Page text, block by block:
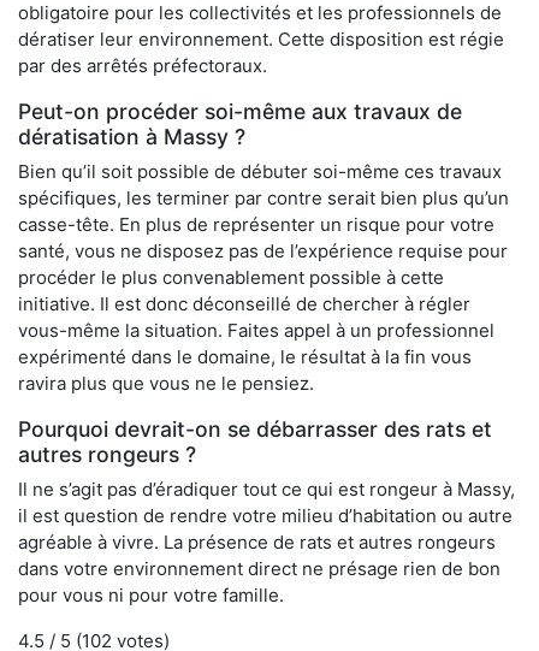
obligatoire pour les collectivités et les professionnels de
dératiser leur environnement. Cette disposition est régie
par des arrêtés préfectoraux.
Peut-on procéder soi-même aux travaux de
dératisation à Massy ?
Bien qu’il soit possible de débuter soi-même ces travaux
spécifiques, les terminer par contre serait bien plus qu’un
casse-tête. En plus de représenter un risque pour votre
santé, vous ne disposez pas de l’expérience requise pour
procéder le plus convenablement possible à cette
initiative. Il est donc déconseillé de chercher à régler
vous-même la situation. Faites appel à un professionnel
expérimenté dans le domaine, le résultat à la fin vous
ravira plus que vous ne le pensiez.
Pourquoi devrait-on se débarrasser des rats et
autres rongeurs ?
Il ne s’agit pas d’éradiquer tout ce qui est rongeur à Massy,
il est question de rendre votre milieu d’habitation ou autre
agréable à vivre. La présence de rats et autres rongeurs
dans votre environnement direct ne présage rien de bon
pour vous ni pour votre famille.
4.5 / 5 (102 votes)